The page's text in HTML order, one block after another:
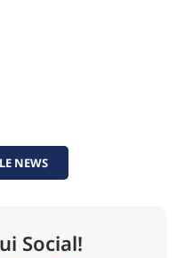
NEWS
Social!